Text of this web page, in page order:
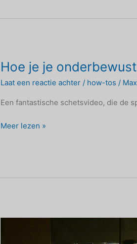
Hoe je je
Laat een reactie achter / how-tos / Max
Een fantastische schetsvideo, die de
Hoe
Meer lezen »